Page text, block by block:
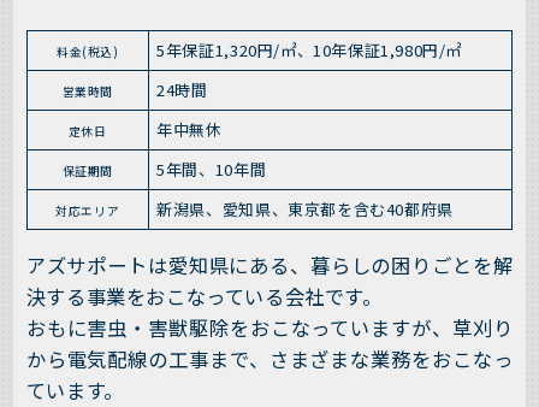
料金(税込) 5年保証1,320円/㎡、10年保証1,980円/㎡
営業時間 24時間
定休日 年中無休
保証期間 5年間、10年間
対応エリア 新潟県、愛知県、東京都を含む40都府県
アズサポートは愛知県にある、暮らしの困りごとを解
決する事業をおこなっている会社です。
おもに害虫・害獣駆除をおこなっていますが、草刈り
から電気配線の工事まで、さまざまな業務をおこなっ
ています。